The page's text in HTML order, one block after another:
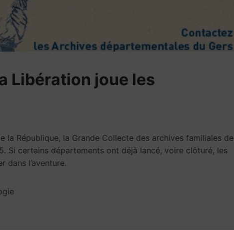
Libération joue les
République, la Grande Collecte des archives familiales de
Si certains départements ont déjà lancé, voire clôturé, les
dans l’aventure.